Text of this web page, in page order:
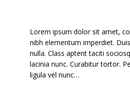
Lorem ipsum dolor sit amet,
nibh elementum imperdiet.
nulla. Class aptent taciti
lacinia nunc. Curabitur tortor.
ligula vel nunc…